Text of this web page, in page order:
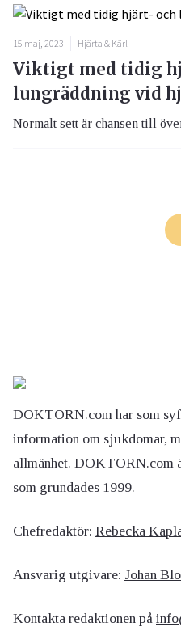
15 maj, 2023 Hjärta & Kärl
Viktigt med tidig
lungräddning vid
Normalt sett är chansen till
DOKTORN.com har som
information om sjukdomar,
allmänhet. DOKTORN.com
som grundades 1999.
Chefredaktör: Rebecka
Ansvarig utgivare: Johan
Kontakta redaktionen på